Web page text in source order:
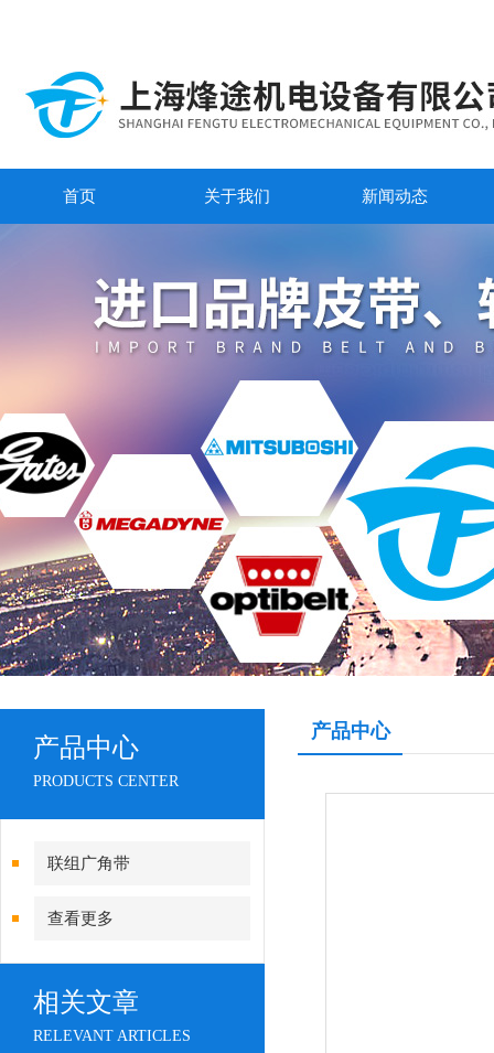
首页 关于我们 新闻动态
产品中心
PRODUCTS CENTER
联组广角带
查看更多
相关文章
RELEVANT ARTICLES
产品中心